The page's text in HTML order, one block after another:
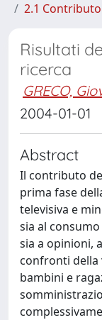
2.1
Risultati
ricerca
GRECO,
2004-01-01
Abstract
Il contributo
prima fase
televisiva e
sia al
sia a opinioni,
confronti della
bambini e